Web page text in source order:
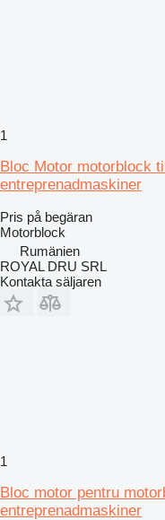
1
Bloc Motor motorblock
entreprenadmaskiner
Pris på begäran
Motorblock
Rumänien
ROYAL DRU SRL
Kontakta säljaren
1
Bloc motor pentru
entreprenadmaskiner